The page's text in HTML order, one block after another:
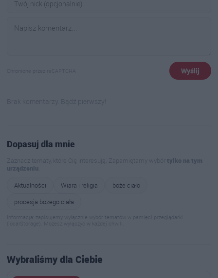
Chronione przez reCAPTCHA Wyślij
Brak komentarzy. Bądź pierwszy!
Dopasuj dla mnie
Zaznacz tematy, które Cię interesują. Zapamiętamy wybórtylko na tym
urządzeniu.
Aktualności
Wiara i religia
boże ciało
procesja bożego ciała
Informacja: zapisujemy wyłącznie wybór tematów w pamięci przeglądarki
(localStorage). Możesz wyłączyć w każdej chwili.
Wybraliśmy dla Ciebie